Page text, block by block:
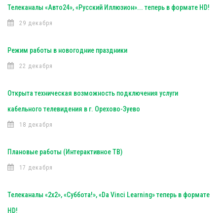
Телеканалы «Авто24», «Русский Иллюзион»... теперь в формате HD!
29 декабря
Режим работы в новогодние праздники
22 декабря
Открыта техническая возможность подключения услуги
кабельного телевидения в г. Орехово-Зуево
18 декабря
Плановые работы (Интерактивное ТВ)
17 декабря
Телеканалы «2х2», «Суббота!», «Da Vinci Learning» теперь в формате
HD!